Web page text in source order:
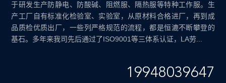
于研发生产防静电、防酸碱、阻燃服、隔热服等特种工作服。生
产工厂自有标准化检验室、实验室，从原材料合格进厂，再到成
品质检优质出厂，一些列严格规范的流程，都是恒漉不断攀登的
基石。多年来我司先后通过了ISO9001等三体系认证，LA劳...
19948039647